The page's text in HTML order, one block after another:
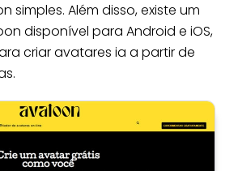
simples. Além disso, existe um
disponível para Android e iOS,
criar avatares ia a partir de